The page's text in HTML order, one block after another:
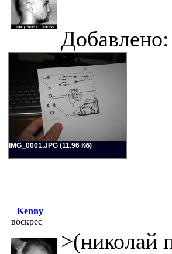
IMG_0001.JPG (11.96 Кб)
Kenny
воскрес
>(николай